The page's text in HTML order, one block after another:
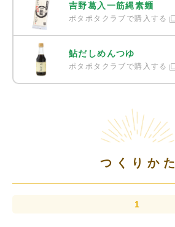
吉野葛入一筋縄素麺
ポタポタクラブで購入する
鮎だしめんつゆ
ポタポタクラブで購入する
つくりかた